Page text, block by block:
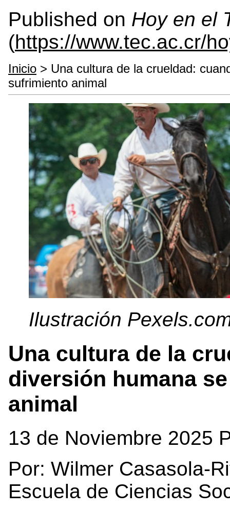
Published on Hoy en el
(https://www.tec.ac.cr/
Inicio > Una cultura de la crueldad:
sufrimiento animal
Ilustración
Una cultura de la
diversión humana
animal
13 de Noviembre 2025
Por: Wilmer Casasola-
Escuela de Ciencias